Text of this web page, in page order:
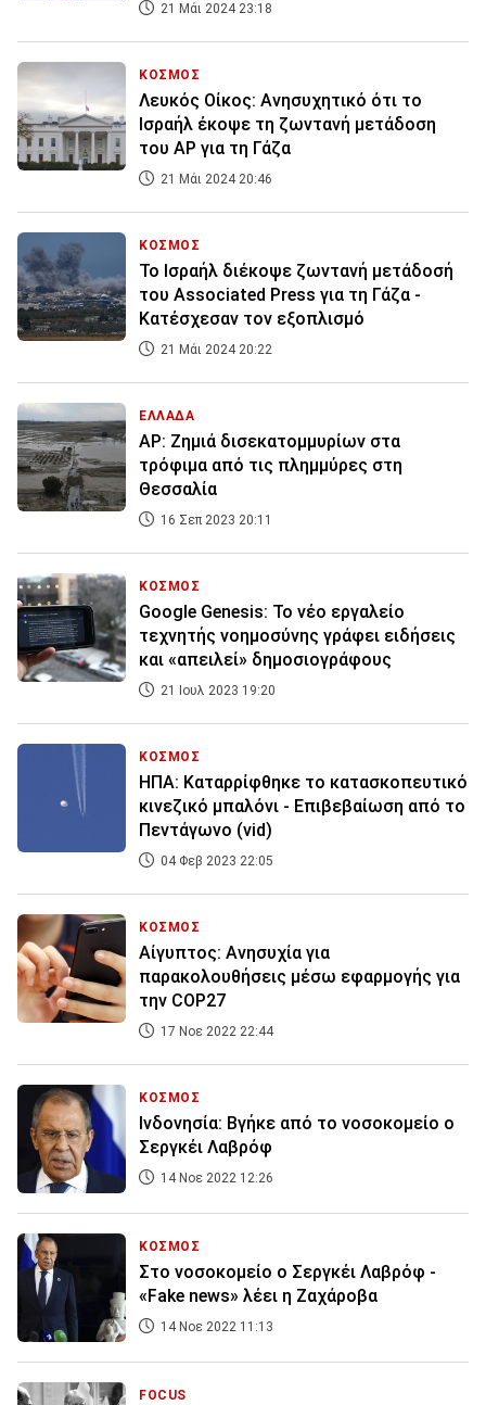
21 Μάι 2024 23:18
ΚΟΣΜΟΣ
Λευκός Οίκος: Ανησυχητικό ότι το
Ισραήλ έκοψε τη ζωντανή μετάδοση
του AP για τη Γάζα
21 Μάι 2024 20:46
ΚΟΣΜΟΣ
Το Ισραήλ διέκοψε ζωντανή μετάδοσή
του Associated Press για τη Γάζα -
Κατέσχεσαν τον εξοπλισμό
21 Μάι 2024 20:22
ΕΛΛΑΔΑ
AP: Ζημιά δισεκατομμυρίων στα
τρόφιμα από τις πλημμύρες στη
Θεσσαλία
16 Σεπ 2023 20:11
ΚΟΣΜΟΣ
Google Genesis: Το νέο εργαλείο
τεχνητής νοημοσύνης γράφει ειδήσεις
και «απειλεί» δημοσιογράφους
21 Ιουλ 2023 19:20
ΚΟΣΜΟΣ
ΗΠΑ: Καταρρίφθηκε το κατασκοπευτικό
κινεζικό μπαλόνι - Επιβεβαίωση από το
Πεντάγωνο (vid)
04 Φεβ 2023 22:05
ΚΟΣΜΟΣ
Αίγυπτος: Ανησυχία για
παρακολουθήσεις μέσω εφαρμογής για
την COP27
17 Νοε 2022 22:44
ΚΟΣΜΟΣ
Ινδονησία: Βγήκε από το νοσοκομείο ο
Σεργκέι Λαβρόφ
14 Νοε 2022 12:26
ΚΟΣΜΟΣ
Στο νοσοκομείο ο Σεργκέι Λαβρόφ -
«Fake news» λέει η Ζαχάροβα
14 Νοε 2022 11:13
FOCUS